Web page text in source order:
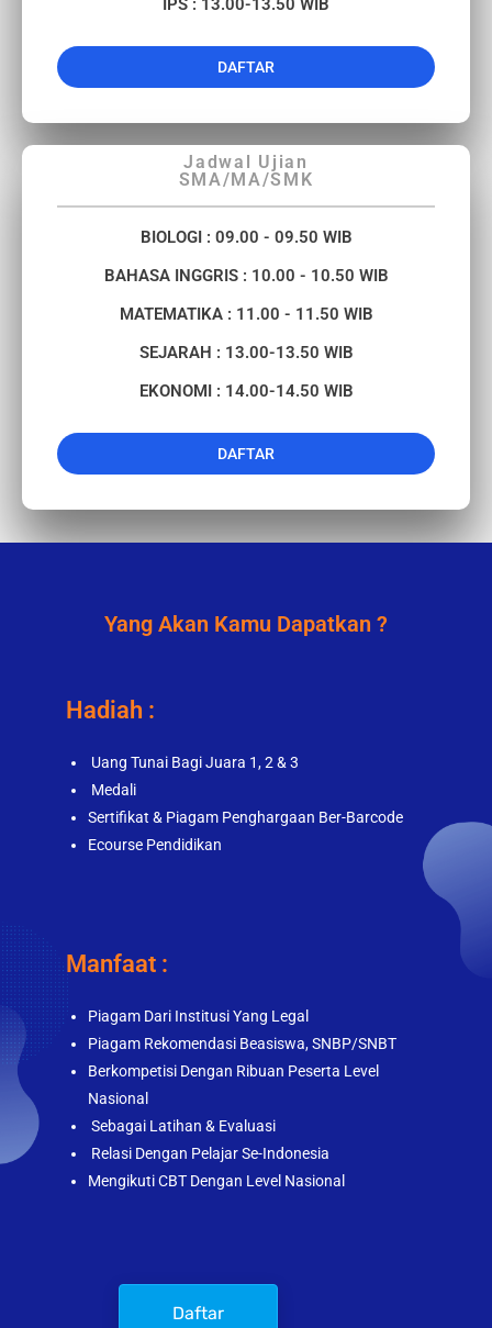
IPS : 13.00-13.50 WIB
DAFTAR
Jadwal Ujian
SMA/MA/SMK
BIOLOGI : 09.00 - 09.50 WIB
BAHASA INGGRIS : 10.00 - 10.50 WIB
MATEMATIKA : 11.00 - 11.50 WIB
SEJARAH : 13.00-13.50 WIB
EKONOMI : 14.00-14.50 WIB
DAFTAR
Yang Akan Kamu Dapatkan ?
Hadiah :
Uang Tunai Bagi Juara 1, 2 & 3
Medali
Sertifikat & Piagam Penghargaan Ber-Barcode
Ecourse Pendidikan
Manfaat :
Piagam Dari Institusi Yang Legal
Piagam Rekomendasi Beasiswa, SNBP/SNBT
Berkompetisi Dengan Ribuan Peserta Level
Nasional
Sebagai Latihan & Evaluasi
Relasi Dengan Pelajar Se-Indonesia
Mengikuti CBT Dengan Level Nasional
Daftar